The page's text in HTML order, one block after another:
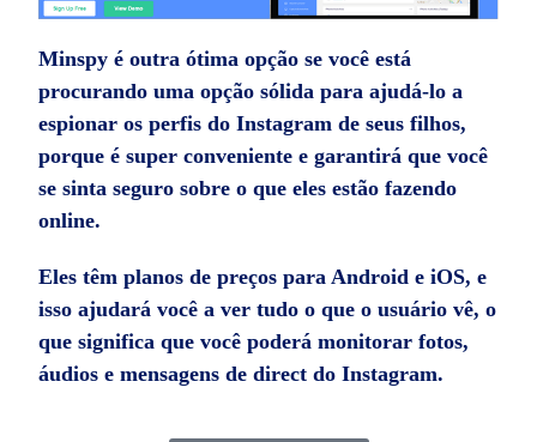
Minspy é outra ótima opção se você está
procurando uma opção sólida para ajudá-lo a
espionar os perfis do Instagram de seus filhos,
porque é super conveniente e garantirá que você
se sinta seguro sobre o que eles estão fazendo
online.
Eles têm planos de preços para Android e iOS, e
isso ajudará você a ver tudo o que o usuário vê, o
que significa que você poderá monitorar fotos,
áudios e mensagens de direct do Instagram.